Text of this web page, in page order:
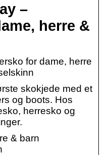
–
herre &
for dame, herre
skokjede med et
og boots. Hos
herresko og
& barn